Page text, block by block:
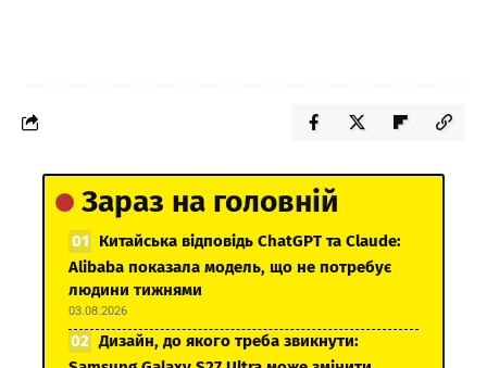
Зараз на головній
Китайська відповідь ChatGPT та Claude:
Alibaba показала модель, що не потребує
людини тижнями
03.08.2026
Дизайн, до якого треба звикнути: